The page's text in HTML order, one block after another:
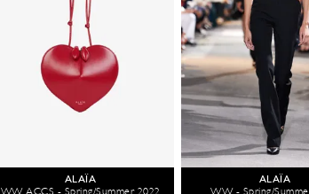
ALAÏA
WW ACCS - Spring/Summer 2022
ALAÏA
WW - Spring/